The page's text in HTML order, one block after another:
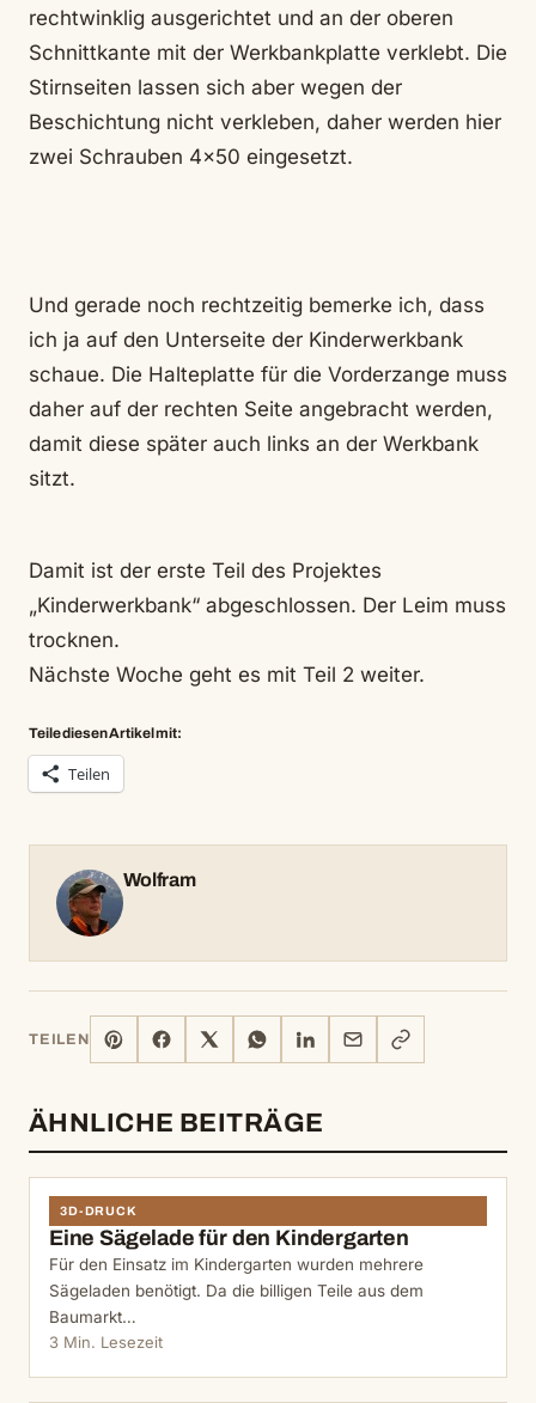
rechtwinklig ausgerichtet und an der oberen
Schnittkante mit der Werkbankplatte verklebt. Die
Stirnseiten lassen sich aber wegen der
Beschichtung nicht verkleben, daher werden hier
zwei Schrauben 4×50 eingesetzt.
Und gerade noch rechtzeitig bemerke ich, dass
ich ja auf den Unterseite der Kinderwerkbank
schaue. Die Halteplatte für die Vorderzange muss
daher auf der rechten Seite angebracht werden,
damit diese später auch links an der Werkbank
sitzt.
Damit ist der erste Teil des Projektes
„Kinderwerkbank“ abgeschlossen. Der Leim muss
trocknen.
Nächste Woche geht es mit Teil 2 weiter.
Teile diesen Artikel mit:
Teilen
Wolfram
TEILEN
PINTERESTFACEBOOK WHATSAPPLINKEDIN
MAIL
LINK
KOPIEREN
ÄHNLICHE BEITRÄGE
3D-DRUCK
Eine Sägelade für den Kindergarten
Für den Einsatz im Kindergarten wurden mehrere
Sägeladen benötigt. Da die billigen Teile aus dem
Baumarkt…
3 Min. Lesezeit